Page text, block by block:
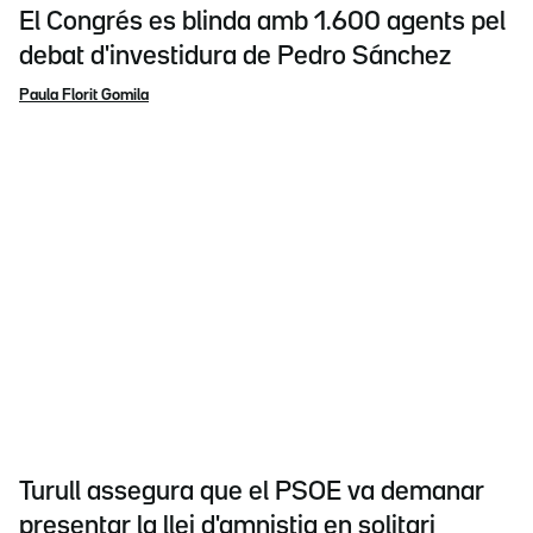
El Congrés es blinda amb 1.600 agents pel
debat d'investidura de Pedro Sánchez
Paula Florit Gomila
Turull assegura que el PSOE va demanar
presentar la llei d'amnistia en solitari